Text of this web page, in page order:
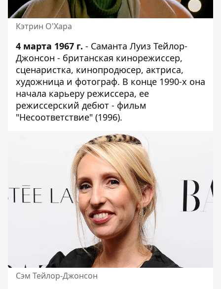
Кэтрин О'Хара
4 марта 1967 г. - Саманта Луиз Тейлор-
Джонсон - британская кинорежиссер,
сценаристка, кинопродюсер, актриса,
художница и фотограф. В конце 1990-х она
начала карьеру режиссера, ее
режиссерский дебют - фильм
"Несоответствие" (1996).
Сэм Тейлор-Джонсон